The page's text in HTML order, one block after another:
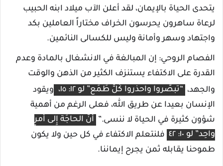
يتحدى الحياة بالإيمان، لقد أعلن الآب ميلاد ابنه الحبيب
لرعاة ساهرون يحرسون الخراف مختاراً العاملين بكد
واجتهاد وسهر وأمانة وليس للكسالى النائمين.
الفصام الروحي: إن المبالغة في الانشغال بالمادة وعدم
القدرة على الاكتفاء يستنزف الكثير من الذهن والوقت
والجهد، “تَبصَّروا واحذَروا كُلَّ طَمَع” لو ١٢: ١٥،
ويقود
الإنسان بعيدا عن طريق الله، فعلى الرغم من أهمية
شؤون كثيرة في الحياة لا ننسى.” أَنَّ الحاجَةَ إِلى أَمرٍ
واحِد” لو ١٠: ٤٢
فلنتعلم الاكتفاء في كل حين ولا يكون
طموحنا يقابله ثمن يجرح إيماننا.